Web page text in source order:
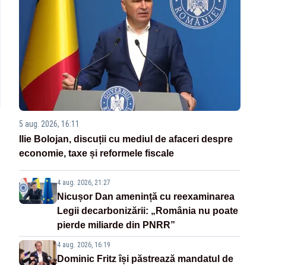
5 aug. 2026, 16:11
Ilie Bolojan, discuții cu mediul de afaceri despre
economie, taxe și reformele fiscale
4 aug. 2026, 21:27
Nicușor Dan amenință cu reexaminarea
Legii decarbonizării: „România nu poate
pierde miliarde din PNRR”
4 aug. 2026, 16:19
Dominic Fritz își păstrează mandatul de